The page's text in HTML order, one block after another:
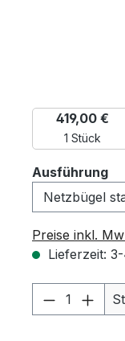
1 Stück
419,00 €
Ausführung
Preise inkl.
Lieferzeit:
Produkt